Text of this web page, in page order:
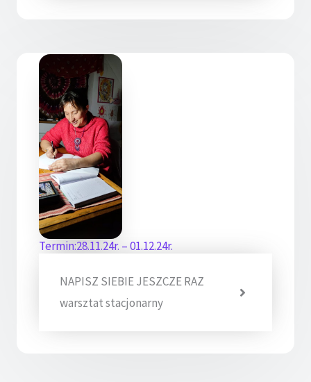
Termin:28.11.24r. – 01.12.24r.
NAPISZ SIEBIE JESZCZE RAZ
warsztat stacjonarny